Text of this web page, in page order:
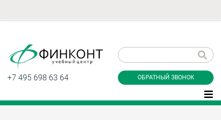
+7 495 698 63 64 ОБРАТНЫЙ ЗВОНОК
звонок